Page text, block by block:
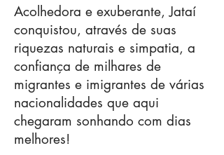
Acolhedora e exuberante, Jataí
conquistou, através de suas
riquezas naturais e simpatia, a
confiança de milhares de
migrantes e imigrantes de várias
nacionalidades que aqui
chegaram sonhando com dias
melhores!